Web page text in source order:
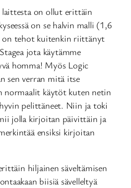
on ollut erittäin
on se halvin malli (1,6
on tehot kuitenkin riittänyt
jota käytämme
homma! Myös Logic
sen verran mitä itse
normaalit käytöt kuten netin
pelittäneet. Niin ja toki
jolla kirjoitan päivittäin ja
ensiksi kirjoitan
hiljainen säveltämisen
biisiä sävelleltyä